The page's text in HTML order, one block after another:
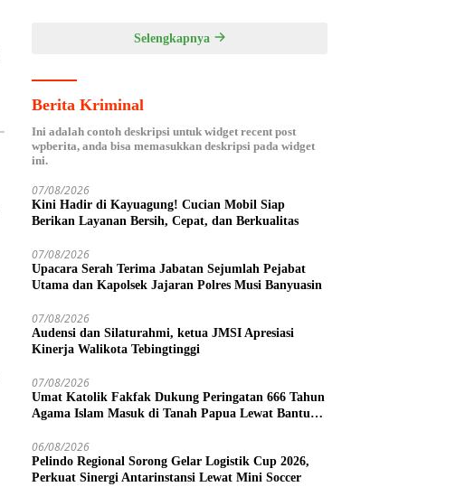
Selengkapnya
Berita Kriminal
Ini adalah contoh deskripsi untuk widget recent post
wpberita, anda bisa memasukkan deskripsi pada widget
ini.
07/08/2026
Kini Hadir di Kayuagung! Cucian Mobil Siap
Berikan Layanan Bersih, Cepat, dan Berkualitas
07/08/2026
Upacara Serah Terima Jabatan Sejumlah Pejabat
Utama dan Kapolsek Jajaran Polres Musi Banyuasin
07/08/2026
Audensi dan Silaturahmi, ketua JMSI Apresiasi
Kinerja Walikota Tebingtinggi
07/08/2026
Umat Katolik Fakfak Dukung Peringatan 666 Tahun
Agama Islam Masuk di Tanah Papua Lewat Bantuan
06/08/2026
Pelindo Regional Sorong Gelar Logistik Cup 2026,
Perkuat Sinergi Antarinstansi Lewat Mini Soccer